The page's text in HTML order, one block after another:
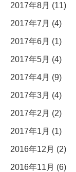
2017年8月 (11)
2017年7月 (4)
2017年6月 (1)
2017年5月 (4)
2017年4月 (9)
2017年3月 (4)
2017年2月 (2)
2017年1月 (1)
2016年12月 (2)
2016年11月 (6)